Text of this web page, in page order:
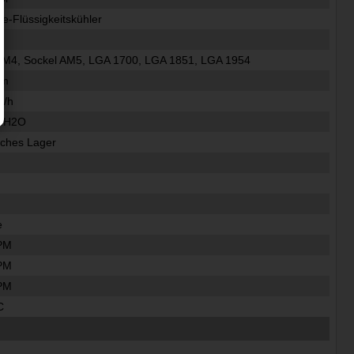
Flüssigkeitskühler
Sockel AM5, LGA 1700, LGA 1851, LGA 1954
h
Lager